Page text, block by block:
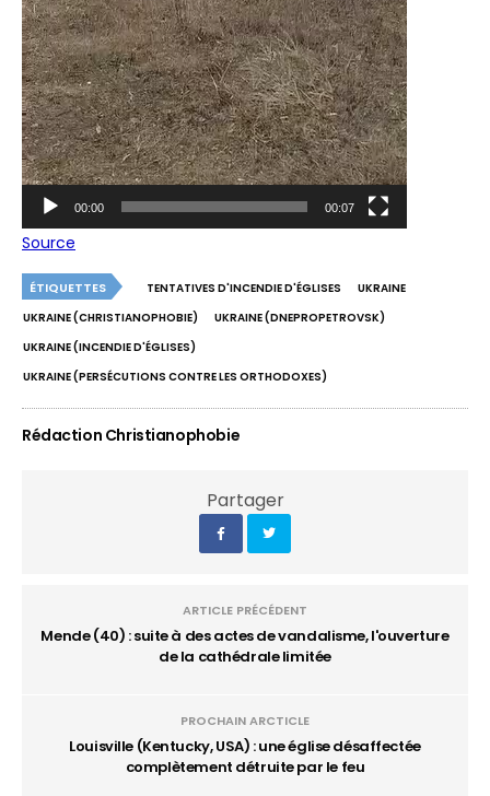
00:00 00:07
Source
ÉTIQUETTES TENTATIVES D'INCENDIE D'ÉGLISES
UKRAINE
UKRAINE (CHRISTIANOPHOBIE)
UKRAINE (DNEPROPETROVSK)
UKRAINE (INCENDIE D'ÉGLISES)
UKRAINE (PERSÉCUTIONS CONTRE LES ORTHODOXES)
Rédaction Christianophobie
Partager
ARTICLE PRÉCÉDENT
Mende (40) : suite à des actes de vandalisme, l'ouverture
de la cathédrale limitée
PROCHAIN ARCTICLE
Louisville (Kentucky, USA) : une église désaffectée
complètement détruite par le feu